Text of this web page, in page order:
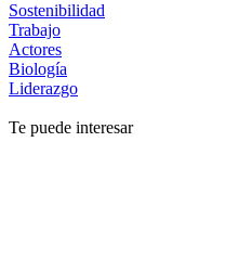
Sostenibilidad
Trabajo
Actores
Biología
Liderazgo
Te puede interesar